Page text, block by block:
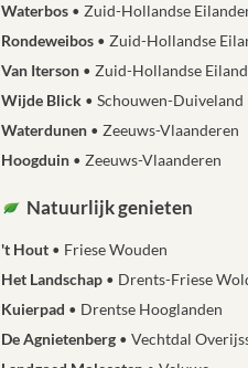
Waterbos
Zuid-Hollandse
Rondeweibos
Zuid-Hollandse
Van Iterson
Zuid-Hollandse
Wijde Blick
Schouwen-Duiveland
Waterdunen
Zeeuws-Vlaanderen
Hoogduin
Zeeuws-Vlaanderen
Natuurlijk genieten
't Hout
Friese Wouden
Het Landschap
Drents-Friese
Kuierpad
Drentse Hooglanden
De Agnietenberg
Vechtdal